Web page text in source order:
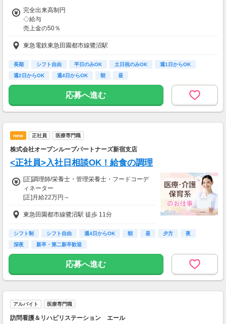
■昇給・賞与
・昇給：年1回
・賞与：年2回(計3.6～4ヶ月分)
【交通費】
全額支給
完全出来高制円
◇給与
売上金の50％
※条件によって応相談
【交通費】
一部支給
東急電鉄東急田園都市線鷺沼駅
長期 シフト自由 平日のみOK 土日祝のみOK
週1日からOK
週2日からOK
週4日からOK 朝 昼
応募へ進む
new 正社員 医療専門職
株式会社オープンループパートナーズ新宿支店
<正社員>入社日相談OK！給食の調理
[正]調理師/栄養士・管理栄養士・フードコーデ
ィネーター
[正]月給22万円～
【月給】22～26万円（経験や前職給与に応じて
決定します）
交通費：全額支給あり
【交通費】
東急田園都市線鷺沼駅 徒歩 11分
シフト制 シフト自由 週4日からOK 朝 昼 夕方
夜
深夜
新卒・第二新卒歓迎
応募へ進む
アルバイト 医療専門職
訪問看護＆リハビリステーション エール